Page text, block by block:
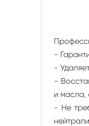
-
-
-
и масла,
- Не